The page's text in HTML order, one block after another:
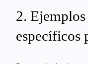
2.
específicos